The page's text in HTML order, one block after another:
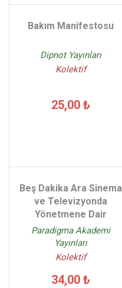
Bakım Manifestosu
Dipnot Yayınları
Kolektif
25,00 ₺
Beş Dakika Ara Sinema
ve Televizyonda
Yönetmene Dair
Paradigma Akademi
Yayınları
Kolektif
34,00 ₺